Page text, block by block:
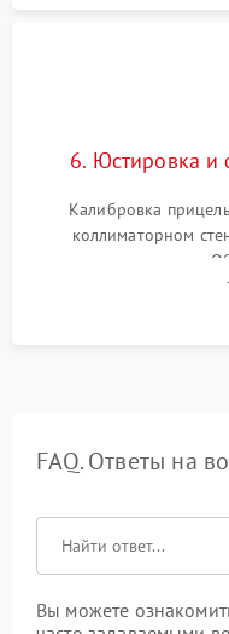
6. Юстировка и
Калибровка
коллиматорном
механизма поправок.
ударном стенде для
FAQ. Ответы на
Вы можете